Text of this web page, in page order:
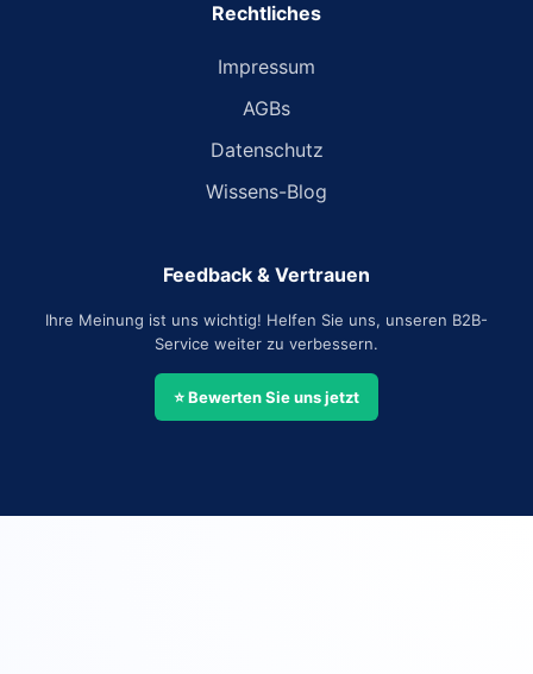
Rechtliches
Impressum
AGBs
Datenschutz
Wissens-Blog
Feedback & Vertrauen
Ihre Meinung ist uns wichtig! Helfen Sie uns, unseren B2B-
Service weiter zu verbessern.
⭐ Bewerten Sie uns jetzt